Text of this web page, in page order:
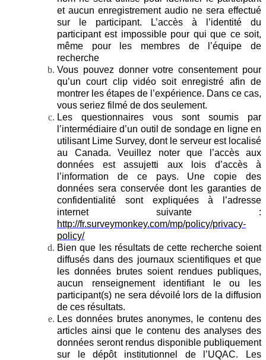
et aucun enregistrement audio ne sera effectué
sur le participant. L’accès à l’identité du
participant est impossible pour qui que ce soit,
même pour les membres de l’équipe de
recherche
Vous pouvez donner votre consentement pour
qu’un court clip vidéo soit enregistré afin de
montrer les étapes de l’expérience. Dans ce cas,
vous seriez filmé de dos seulement.
Les questionnaires vous sont soumis par
l’intermédiaire d’un outil de sondage en ligne en
utilisant Lime Survey, dont le serveur est localisé
au Canada. Veuillez noter que l’accès aux
données est assujetti aux lois d’accès à
l’information de ce pays. Une copie des
données sera conservée dont les garanties de
confidentialité sont expliquées à l’adresse
internet suivante :
http://fr.surveymonkey.com/mp/policy/privacy-
policy/
Bien que les résultats de cette recherche soient
diffusés dans des journaux scientifiques et que
les données brutes soient rendues publiques,
aucun renseignement identifiant le ou les
participant(s) ne sera dévoilé lors de la diffusion
de ces résultats.
Les données brutes anonymes, le contenu des
articles ainsi que le contenu des analyses des
données seront rendus disponible publiquement
sur le dépôt institutionnel de l’UQAC. Les